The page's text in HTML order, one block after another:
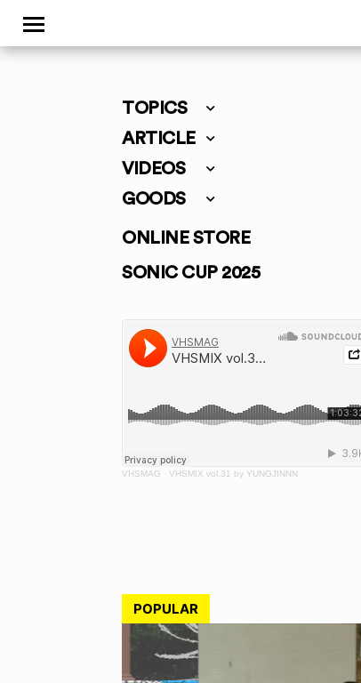
TOPICS
ARTICLE
VIDEOS
GOODS
ONLINE STORE
SONIC CUP 2025
VHSMAG · VHSMIX vol.31 by YUNGJINNN
POPULAR